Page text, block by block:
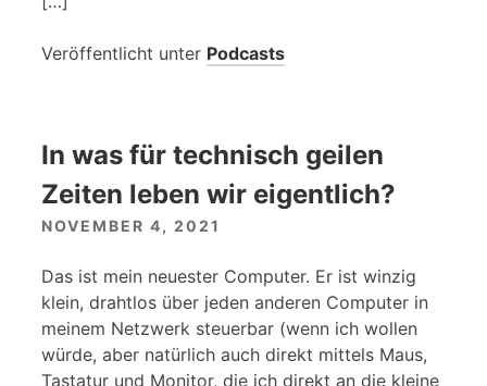
Veröffentlicht unter Podcasts
In was für technisch geilen
Zeiten leben wir eigentlich?
NOVEMBER 4, 2021
Das ist mein neuester Computer. Er ist winzig
klein, drahtlos über jeden anderen Computer in
meinem Netzwerk steuerbar (wenn ich wollen
würde, aber natürlich auch direkt mittels Maus,
Tastatur und Monitor, die ich direkt an die kleine